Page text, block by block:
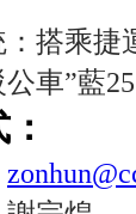
搭乘捷
車”藍